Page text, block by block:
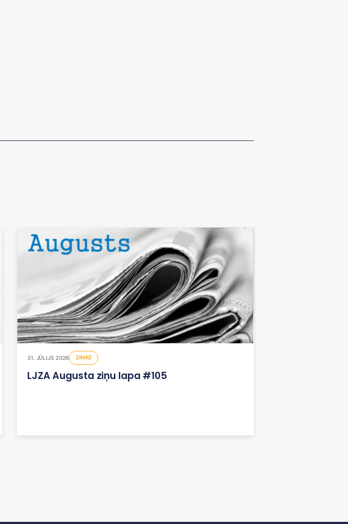
31. JŪLIJS 2026 ZIŅAS
LJZA Augusta ziņu lapa #105